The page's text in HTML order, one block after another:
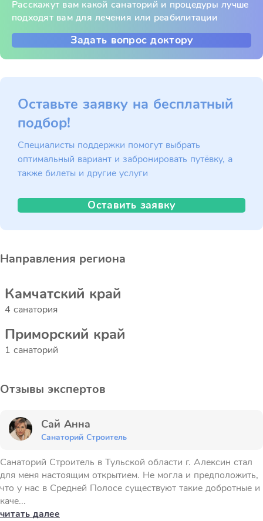
Расскажут вам какой санаторий и процедуры лучше
подходят вам для лечения или реабилитации
Задать вопрос доктору
Оставьте заявку на бесплатный
подбор!
Специалисты поддержки помогут выбрать
оптимальный вариант и забронировать путёвку, а
также билеты и другие услуги
Оставить заявку
Направления региона
Камчатский край
4 санатория
Приморский край
1 санаторий
Отзывы экспертов
Сай Анна
Санаторий Строитель
Санаторий Строитель в Тульской области г. Алексин стал
для меня настоящим открытием. Не могла и предположить,
что у нас в Средней Полосе существуют такие добротные и
каче...
читать далее